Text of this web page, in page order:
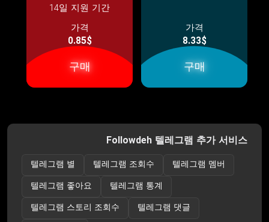
14일 지원 기간
가격
0.85$
구매
가격
8.33$
구매
Followdeh 텔레그램 추가 서비스
텔레그램 별 텔레그램 조회수
텔레그램 멤버
텔레그램 좋아요
텔레그램 통계
텔레그램 스토리 조회수
텔레그램 댓글